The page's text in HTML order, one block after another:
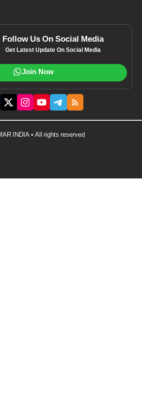
Follow Us On Social Media
Get Latest Update On Social Media
Join Now
INDIA • All rights reserved